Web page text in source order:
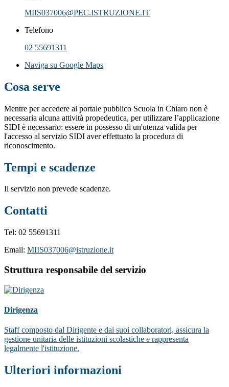
MIIS037006@PEC.ISTRUZIONE.IT
Telefono
02 55691311
Naviga su Google Maps
Cosa serve
Mentre per accedere al portale pubblico Scuola in Chiaro non è
necessaria alcuna attività propedeutica, per utilizzare l’applicazione
SIDI è necessario: essere in possesso di un'utenza valida per
l'accesso al servizio SIDI aver effettuato la procedura di
riconoscimento.
Tempi e scadenze
Il servizio non prevede scadenze.
Contatti
Tel: 02 55691311
Email: MIIS037006@istruzione.it
Struttura responsabile del servizio
Dirigenza
Staff composto dal Dirigente e dai suoi collaboratori, assicura la
gestione unitaria delle istituzioni scolastiche e rappresenta
legalmente l'istituzione.
Ulteriori informazioni